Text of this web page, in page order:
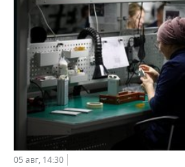
05 авг, 14:30